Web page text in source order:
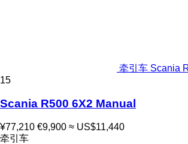
牵引车 Scania
15
Scania R500 6X2 Manual
¥77,210 €9,900 ≈ US$11,440
牵引车